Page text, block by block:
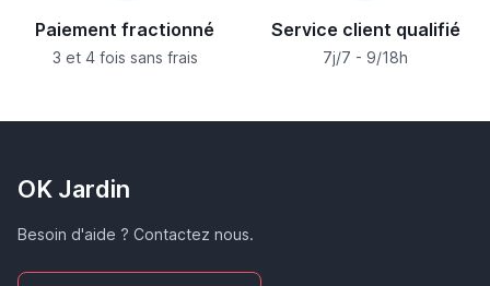
Paiement fractionné
3 et 4 fois sans frais
Service client qualifié
7j/7 - 9/18h
OK Jardin
Besoin d'aide ? Contactez nous.